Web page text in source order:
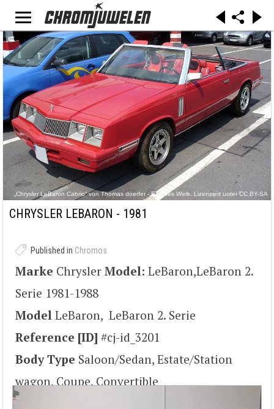
„Chrysler LeBaron Cabrio“ von Thomas doerfer - Eigenes Werk. Lizenziert unter CC BY-SA
3.0 über Wikimedia Commons -
CHRYSLER LEBARON - 1981
Published in Chromos
Marke Chrysler Model: LeBaron,LeBaron 2.
Serie 1981-1988
Model LeBaron, LeBaron 2. Serie
Reference [ID] #cj-id_3201
Body Type Saloon/Sedan, Estate/Station
wagon, Coupe, Convertible